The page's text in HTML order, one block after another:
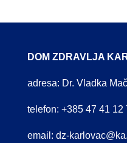
DOM ZDRAVLJA
adresa: Dr. Vladka
telefon: +385 47 41 12
email: dz-